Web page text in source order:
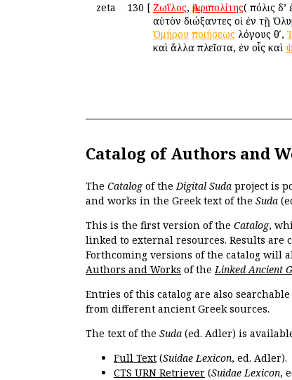
zeta
130 [ Ζωΐλος, Ἀμφιπολίτης( πόλις δ’
αὐτὸν διώξαντες οἱ ἐν τῇ
Ὁμήρου ποιήσεως λόγους θʹ,
καὶ ἄλλα πλεῖστα, ἐν οἷς καὶ
Catalog of Authors and
The Catalogof the Digital Suda project is
and works in the Greek text of the Suda
This is the first version of the Catalog,
linked to external resources. Results
Forthcoming versions of the catalog will
Authors and Works of the Linked Ancient
Entries of this catalog are also
from different ancient Greek sources.
The text of the Suda (ed. Adler) is
Full Text (Suidae Lexicon, ed. Adler).
CTS URN Retriever (Suidae Lexicon,